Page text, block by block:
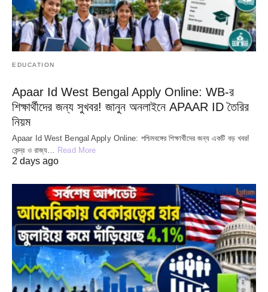
EDUCATION
Apaar Id West Bengal Apply Online: WB-র
শিক্ষার্থীদের জন্য সুখবর! জানুন অনলাইনে APAAR ID তৈরির
নিয়ম
Apaar Id West Bengal Apply Online: পশ্চিমবঙ্গের শিক্ষার্থীদের জন্য একটি বড় খবর!
কেন্দ্র ও রাজ্য… Read More
2 days ago